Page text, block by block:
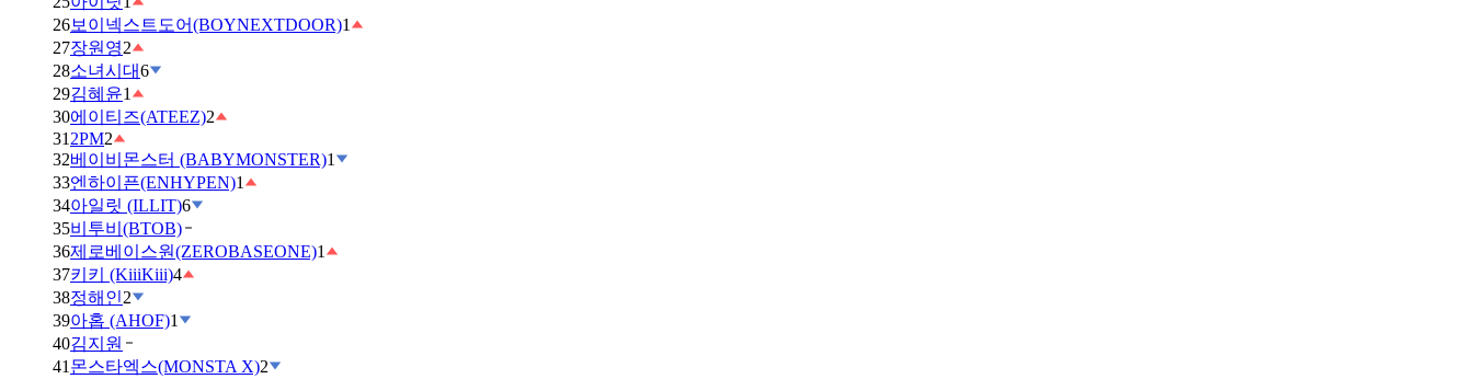
26보이넥스트도어(BOYNEXTDOOR)1
27장원영2
28소녀시대6
29김혜윤1
30에이티즈(ATEEZ)2
31 2PM2
32베이비몬스터 (BABYMONSTER)1
33엔하이픈(ENHYPEN)1
34아일릿 (ILLIT)6
35비투비(BTOB)
36제로베이스원(ZEROBASEONE)1
37키키 (KiiiKiii)4
38정해인2
39아홉 (AHOF)1
40김지원
41 몬스타엑스(MONSTA X)2